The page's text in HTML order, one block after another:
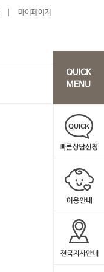
마이페이지